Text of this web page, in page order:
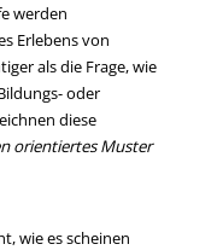
werden
Erlebens von
als die Frage, wie
oder
diese
orientiertes Muster
wie es scheinen